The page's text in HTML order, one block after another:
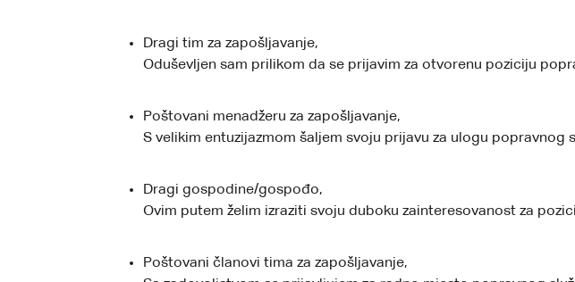
Dragi tim za zapošljavanje,
Oduševljen sam prilikom da se prijavim za otvorenu poziciju
Poštovani menadžeru za zapošljavanje,
S velikim entuzijazmom šaljem svoju prijavu za ulogu popravnog
Dragi gospodine/gospođo,
Ovim putem želim izraziti svoju duboku zainteresovanost za
Poštovani članovi tima za zapošljavanje,